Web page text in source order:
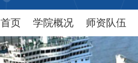
首页 学院概况 师资队伍